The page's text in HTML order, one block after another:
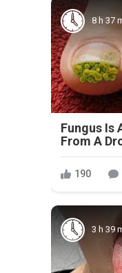
8 h 37
Fungus Is
From A
190
3 h 39